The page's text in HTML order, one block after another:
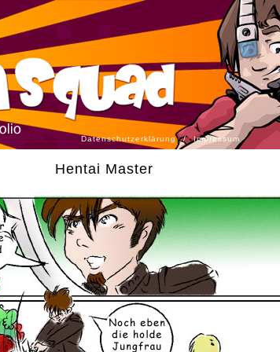
Datenschutzerklärung / Impressum
Hentai Master